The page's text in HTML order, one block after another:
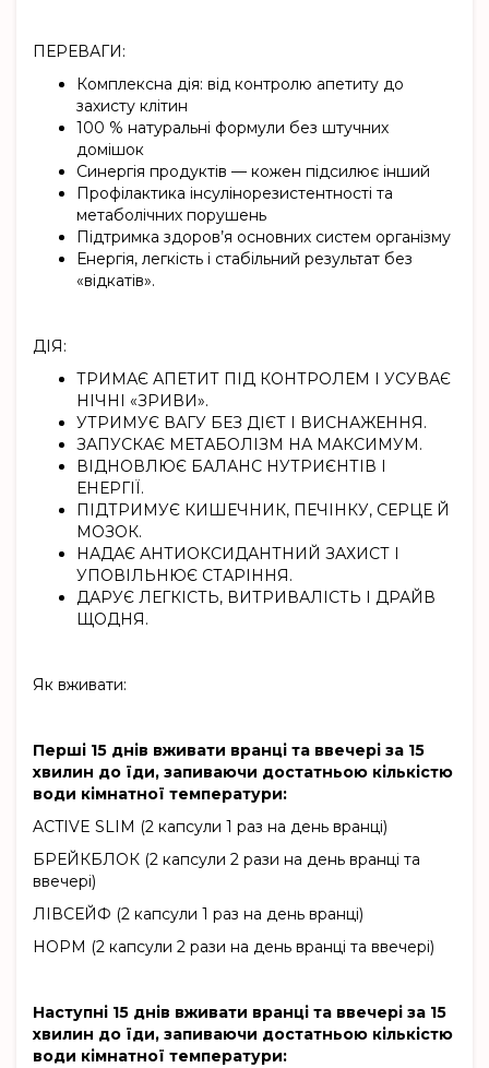
ПЕРЕВАГИ:
Комплексна дія: від контролю апетиту до
захисту клітин
100 % натуральні формули без штучних
домішок
Синергія продуктів — кожен підсилює інший
Профілактика інсулінорезистентності та
метаболічних порушень
Підтримка здоров’я основних систем організму
Енергія, легкість і стабільний результат без
«відкатів».
ДІЯ:
ТРИМАЄ АПЕТИТ ПІД КОНТРОЛЕМ І УСУВАЄ
НІЧНІ «ЗРИВИ».
УТРИМУЄ ВАГУ БЕЗ ДІЄТ І ВИСНАЖЕННЯ.
ЗАПУСКАЄ МЕТАБОЛІЗМ НА МАКСИМУМ.
ВІДНОВЛЮЄ БАЛАНС НУТРИЄНТІВ І
ЕНЕРГІЇ.
ПІДТРИМУЄ КИШЕЧНИК, ПЕЧІНКУ, СЕРЦЕ Й
МОЗОК.
НАДАЄ АНТИОКСИДАНТНИЙ ЗАХИСТ І
УПОВІЛЬНЮЄ СТАРІННЯ.
ДАРУЄ ЛЕГКІСТЬ, ВИТРИВАЛІСТЬ І ДРАЙВ
ЩОДНЯ.
Як вживати:
Перші 15 днів вживати вранці та ввечері за 15
хвилин до їди, запиваючи достатньою кількістю
води кімнатної температури:
ACTIVE SLIM (2 капсули 1 раз на день вранці)
БРЕЙКБЛОК (2 капсули 2 рази на день вранці та
ввечері)
ЛІВСЕЙФ (2 капсули 1 раз на день вранці)
НОРМ (2 капсули 2 рази на день вранці та ввечері)
Наступні 15 днів вживати вранці та ввечері за 15
хвилин до їди, запиваючи достатньою кількістю
води кімнатної температури: